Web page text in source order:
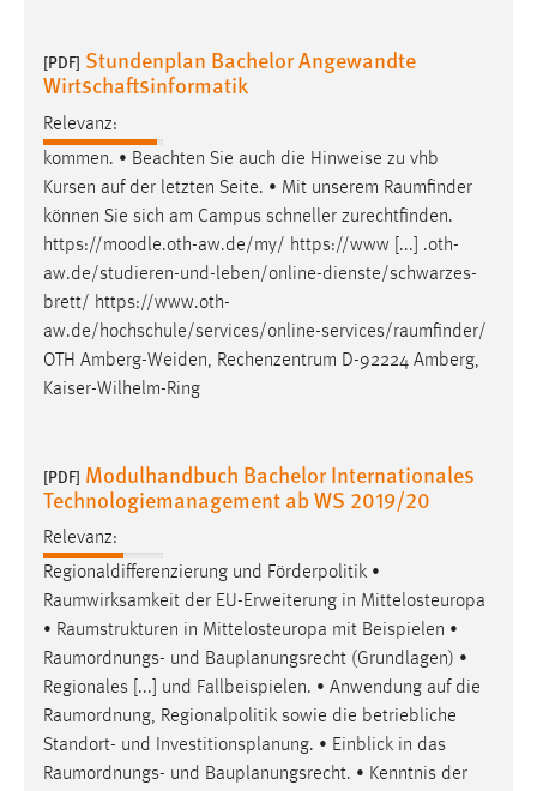
[PDF] Stundenplan Bachelor Angewandte
Wirtschaftsinformatik
Relevanz:
kommen. • Beachten Sie auch die Hinweise zu vhb
Kursen auf der letzten Seite. • Mit unserem Raumfinder
können Sie sich am Campus schneller zurechtfinden.
https://moodle.oth-aw.de/my/ https://www [...] .oth-
aw.de/studieren-und-leben/online-dienste/schwarzes-
brett/ https://www.oth-
aw.de/hochschule/services/online-services/raumfinder/
OTH Amberg-Weiden, Rechenzentrum D-92224 Amberg,
Kaiser-Wilhelm-Ring
[PDF] Modulhandbuch Bachelor Internationales
Technologiemanagement ab WS 2019/20
Relevanz:
Regionaldifferenzierung und Förderpolitik •
Raumwirksamkeit der EU-Erweiterung in Mittelosteuropa
• Raumstrukturen in Mittelosteuropa mit Beispielen •
Raumordnungs- und Bauplanungsrecht (Grundlagen) •
Regionales [...] und Fallbeispielen. • Anwendung auf die
Raumordnung, Regionalpolitik sowie die betriebliche
Standort- und Investitionsplanung. • Einblick in das
Raumordnungs- und Bauplanungsrecht. • Kenntnis der